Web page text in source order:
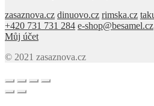
zasaznova.cz dinuovo.cz rimska.cz
+420 731 731 284 e-shop@besamel.cz
Můj účet
© 2021 zasaznova.cz